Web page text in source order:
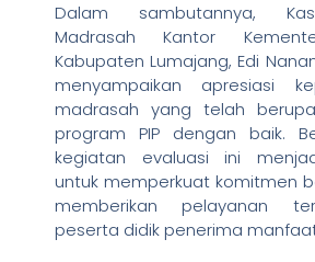
Dalam sambutannya,
Madrasah Kantor
Kabupaten Lumajang, Edi
menyampaikan apresiasi
madrasah yang telah
program PIP dengan baik.
kegiatan evaluasi ini
untuk memperkuat komitmen
memberikan pelayanan
peserta didik penerima